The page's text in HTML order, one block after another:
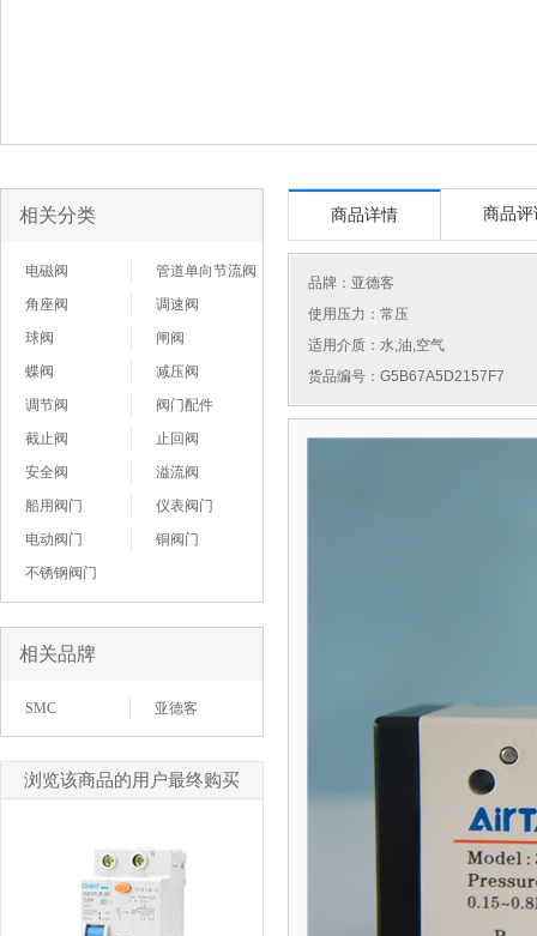
相关分类
电磁阀
管道单向节流阀
角座阀
调速阀
球阀
闸阀
蝶阀
减压阀
调节阀
阀门配件
截止阀
止回阀
安全阀
溢流阀
船用阀门
仪表阀门
电动阀门
铜阀门
不锈钢阀门
相关品牌
SMC 亚德客
浏览该商品的用户最终购买
商品详情 商品评
品牌： 亚德客
使用压力：常压
适用介质：水,油,空气
货品编号：G5B67A5D2157F7